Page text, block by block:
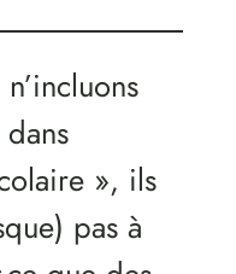
», ils
pas à